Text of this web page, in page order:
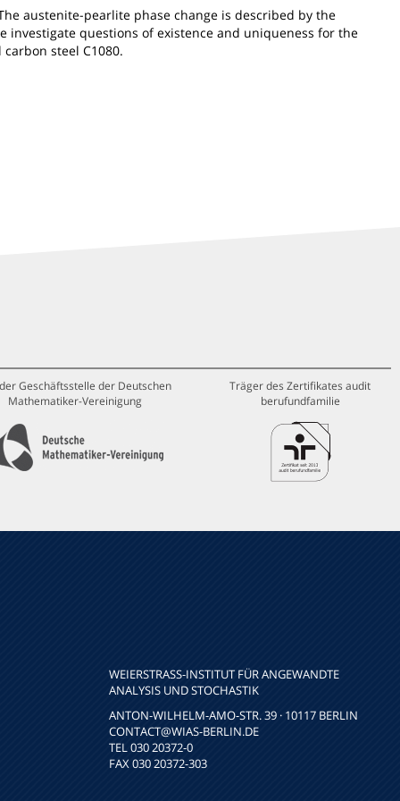
austenite-pearlite phase change is described by the
investigate questions of existence and uniqueness for the
steel C1080.
Geschäftsstelle der Deutschen
Mathematiker-Vereinigung
Träger des Zertifikates audit
berufundfamilie
WEIERSTRASS-INSTITUT FÜR ANGEWANDTE A
NALYSIS UND STOCHASTIK
ANTON-WILHELM-AMO-STR. 39 · 10117 BERLIN
CONTACT@WIAS-BERLIN.DE
TEL 030 20372-0
FAX 030 20372-303